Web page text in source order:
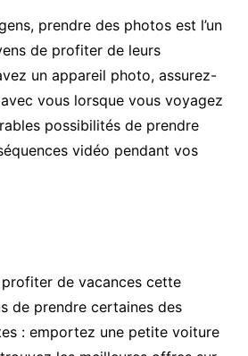
prendre des photos est l’un
de profiter de leurs
un appareil photo, assurez-
vous lorsque vous voyagez
possibilités de prendre
vidéo pendant vos
de vacances cette
de prendre certaines des
: emportez une petite voiture